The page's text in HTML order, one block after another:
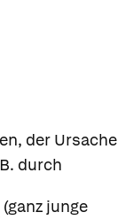
der Ursache
durch
(ganz junge